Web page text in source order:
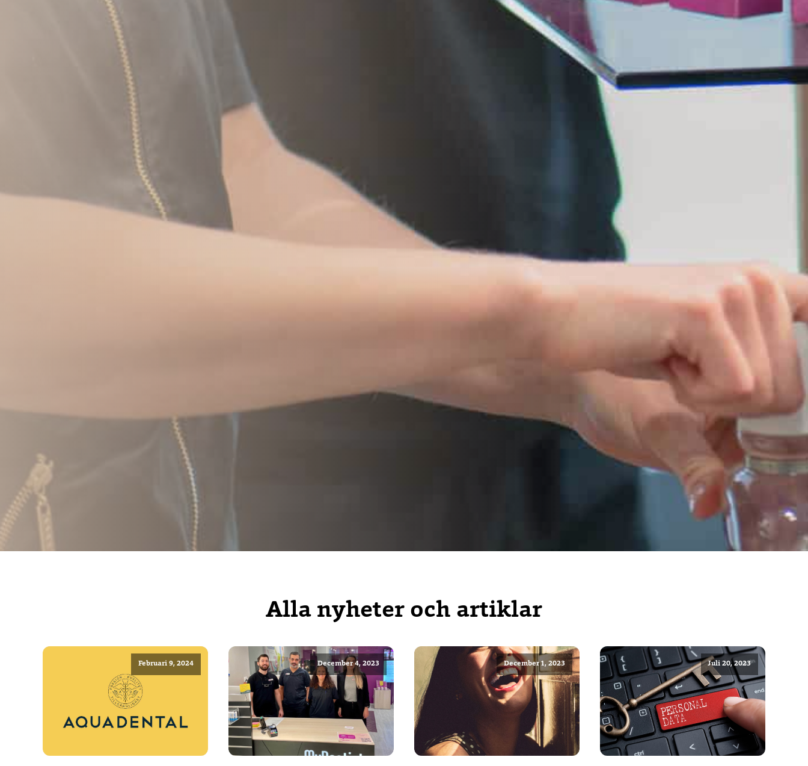
Alla nyheter och artiklar
Februari 9, 2024 December 4, 2023 December 1, 2023 Juli 20, 2023